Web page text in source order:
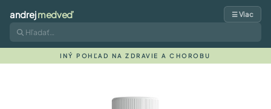
andrejmedveď ☰ Viac
INÝ POHĽAD NA ZDRAVIE A CHOROBU